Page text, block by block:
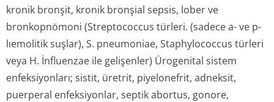
kronik bronşit, kronik bronşial sepsis, lober ve
bronkopnömoni (Streptococcus türleri. (sadece a- ve p-
lıemolitik suşlar), S. pneumoniae, Staphylococcus türleri
veya H. İnfluenzae ile gelişenler) Ürogenital sistem
enfeksiyonları; sistit, üretrit, piyelonefrit, adneksit,
puerperal enfeksiyonlar, septik abortus, gonore,